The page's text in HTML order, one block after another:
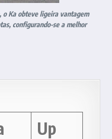
o Ka obteve ligeira vantagem
configurando-se a melhor
Up